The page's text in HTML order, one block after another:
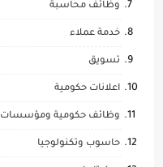
وظائف محاسبة
خدمة عملاء
تسويق
اعلانات حكومية
وظائف حكومية ومؤسسات
حاسوب وتكنولوجيا